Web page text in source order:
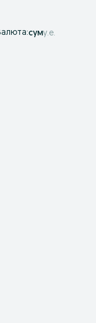
:суму.е.